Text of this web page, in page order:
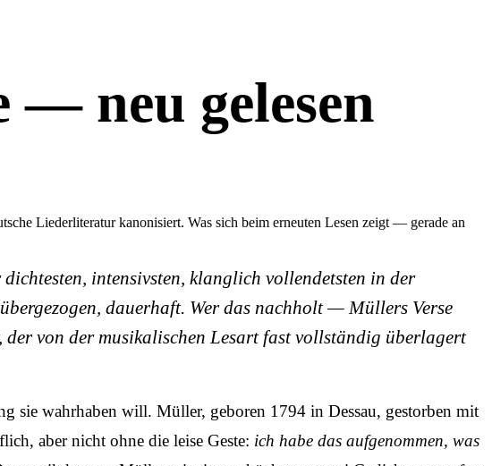
neu gelesen
Liederliteratur kanonisiert. Was sich beim erneuten Lesen zeigt — gerade an
intensivsten, klanglich vollendetsten in der
dauerhaft. Wer das nachholt — Müllers Verse
von der musikalischen Lesart fast vollständig überlagert
sie wahrhaben will. Müller, geboren 1794 in Dessau, gestorben mit
aber nicht ohne die leise Geste: ich habe das aufgenommen, was